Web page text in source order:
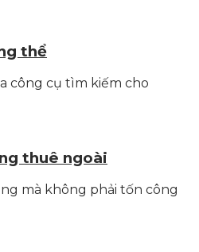
thể
công cụ tìm kiếm cho
thuê ngoài
mà không phải tốn công